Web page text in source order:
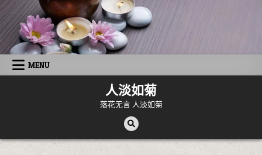
Skip to content
MENU
人淡如菊
落花无言 人淡如菊